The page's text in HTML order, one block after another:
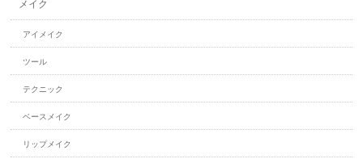
メイク
アイメイク
ツール
テクニック
ベースメイク
リップメイク